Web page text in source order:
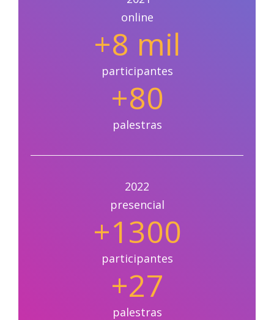
online
+8 mil
participantes
+80
palestras
2022
presencial
+1300
participantes
+27
palestras